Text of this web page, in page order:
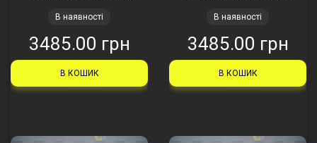
В наявності
3485.00 грн
В КОШИК
В наявності
3485.00 грн
В КОШИК